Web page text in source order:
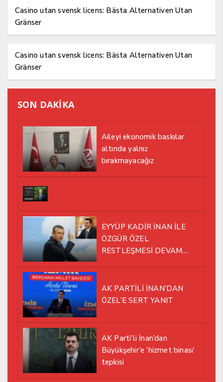
Casino utan svensk licens: Bästa Alternativen Utan
Gränser
Casino utan svensk licens: Bästa Alternativen Utan
Gränser
SON DAKİKA
Aileyi ekonomik baskılar
altında yalnız
bırakmayacağız
EYYÜP KADİR İNAN İLE
ÖZGÜR ÖZEL
RESTLEŞMESİ DEVAM
AK PARTİLİ İNAN’DAN
ÖZEL’E SERT YANIT
AK Parti’li İnan’dan
Büyükşehir’e ‘hizmet binası’
tepkisi